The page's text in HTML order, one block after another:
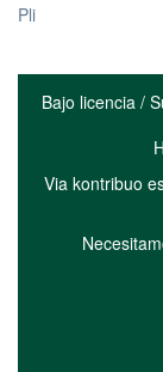
Pli
Bajo licencia /
Via kontribuo